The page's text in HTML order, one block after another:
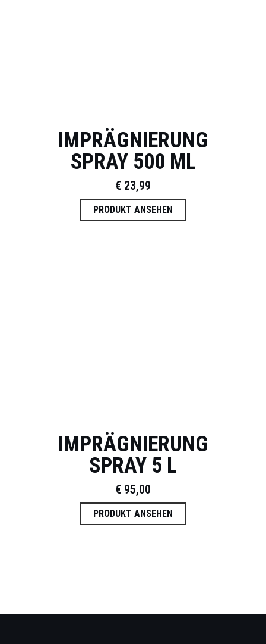
IMPRÄGNIERUNG
SPRAY 500 ML
€ 23,99
PRODUKT ANSEHEN
IMPRÄGNIERUNG
SPRAY 5 L
€ 95,00
PRODUKT ANSEHEN